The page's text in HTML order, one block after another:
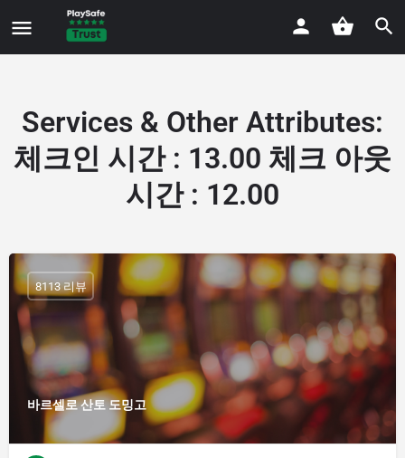
Services & Other Attributes:
체크인 시간 : 13.00 체크 아웃
시간 : 12.00
바르셀로 산토 도밍고
8113 리뷰